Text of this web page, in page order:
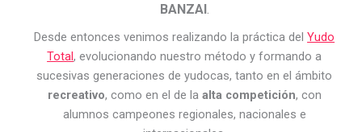
BANZAI .
Desde entonces venimos realizando la práctica delYudo
Total, evolucionando nuestro método y formando a
sucesivas generaciones de yudocas, tanto en el ámbito
recreativo, como en el de la alta competición, con
alumnos campeones regionales, nacionales e